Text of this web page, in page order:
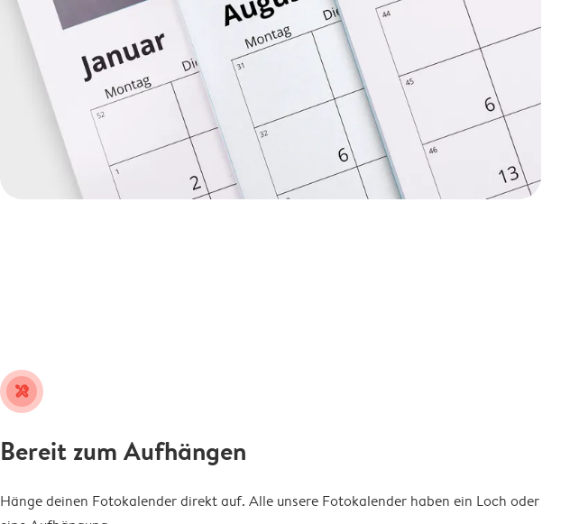
tools
Bereit zum Aufhängen
Hänge deinen Fotokalender direkt auf. Alle unsere Fotokalender haben ein Loch oder